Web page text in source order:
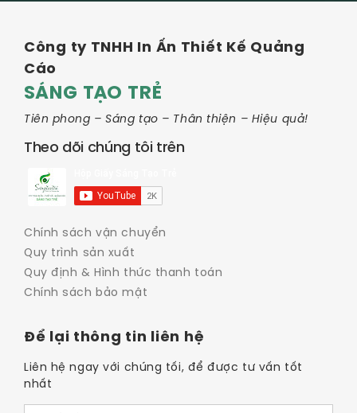
Công ty TNHH In Ấn Thiết Kế Quảng
Cáo
SÁNG TẠO TRẺ
Tiên phong – Sáng tạo – Thân thiện – Hiệu quả!
Theo dõi chúng tôi trên
Chính sách vận chuyển
Quy trình sản xuất
Quy định & Hình thức thanh toán
Chính sách bảo mật
Để lại thông tin liên hệ
Liên hệ ngay với chúng tối, để được tư vấn tốt
nhất